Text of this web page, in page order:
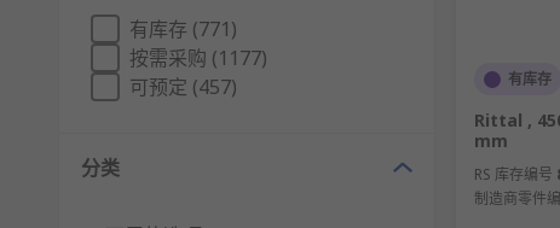
有库存 (771)
按需采购 (1177)
可预定 (457)
分类
有库存
Rittal ,
mm
RS 库存编号
制造商零件